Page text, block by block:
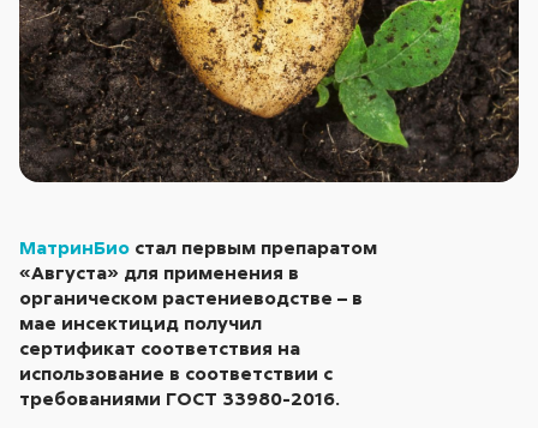
МатринБио стал первым препаратом
«Августа» для применения в
органическом растениеводстве – в
мае инсектицид получил
сертификат соответствия на
использование в соответствии с
требованиями ГОСТ 33980-2016.